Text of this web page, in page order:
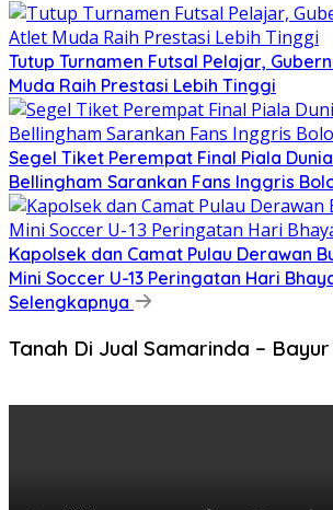
Tutup Turnamen Futsal Pelajar,
Muda Raih Prestasi Lebih Tinggi
Segel Tiket Perempat Final Piala
Bellingham Sarankan Fans Inggris
Kapolsek dan Camat Pulau Derawan
Mini Soccer U-13 Peringatan Hari
Selengkapnya
Tanah Di Jual Samarinda – Bayur